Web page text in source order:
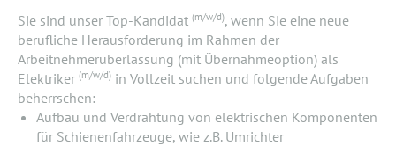
Sie sind unser Top-Kandidat (m/w/d), wenn Sie eine neue
berufliche Herausforderung im Rahmen der
Arbeitnehmerüberlassung (mit Übernahmeoption) als
Elektriker (m/w/d) in Vollzeit suchen und folgende Aufgaben
beherrschen:
Aufbau und Verdrahtung von elektrischen Komponenten
für Schienenfahrzeuge, wie z.B. Umrichter